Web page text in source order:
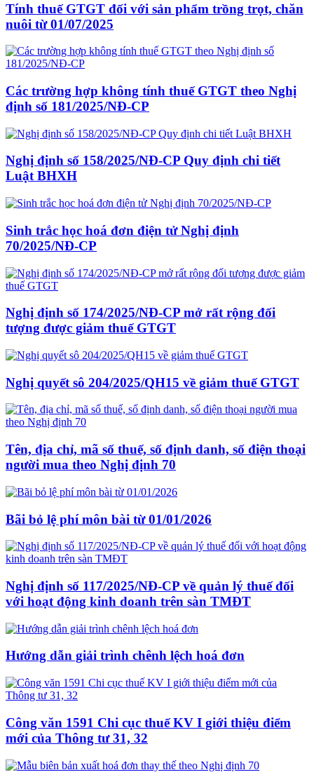
Tính thuế GTGT đối với sản phẩm trồng trọt, chăn
nuôi từ 01/07/2025
Các trường hợp không tính thuế GTGT theo Nghị
định số 181/2025/NĐ-CP
Nghị định số 158/2025/NĐ-CP Quy định chi tiết
Luật BHXH
Sinh trắc học hoá đơn điện tử Nghị định
70/2025/NĐ-CP
Nghị định số 174/2025/NĐ-CP mở rất rộng đối
tượng được giảm thuế GTGT
Nghị quyết sô 204/2025/QH15 về giảm thuế GTGT
Tên, địa chỉ, mã số thuế, số định danh, số điện thoại
người mua theo Nghị định 70
Bãi bỏ lệ phí môn bài từ 01/01/2026
Nghị định số 117/2025/NĐ-CP về quản lý thuế đối
với hoạt động kinh doanh trên sàn TMĐT
Hướng dẫn giải trình chênh lệch hoá đơn
Công văn 1591 Chi cục thuế KV I giới thiệu điểm
mới của Thông tư 31, 32